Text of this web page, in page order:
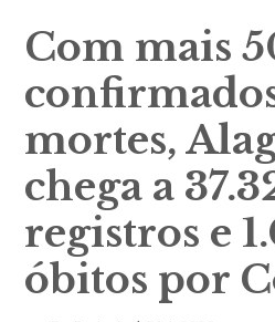
Com mais
mortes,
chega a
registros e
óbitos por